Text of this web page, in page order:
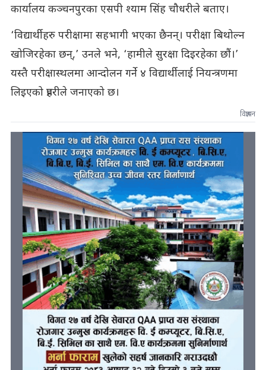
कार्यालय कञ्चनपुरका एसपी श्याम सिंह चौधरीले बताए।
‘विद्यार्थीहरु परीक्षामा सहभागी भएका छैनन्। परीक्षा बिथोल्न
खोजिरहेका छन्,’ उनले भने, ‘हामीले सुरक्षा दिइरहेका छौं।’
यस्तै परीक्षास्थलमा आन्दोलन गर्ने ४ विद्यार्थीलाई नियन्त्रणमा
लिइएको प्रहरीले जनाएको छ।
विज्ञापन